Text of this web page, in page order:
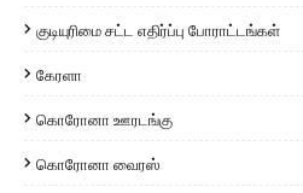
குடியுரிமை சட்ட எதிர்ப்பு போராட்டங்கள்
கேரளா
கொரோனா ஊரடங்கு
கொரோனா வைரஸ்